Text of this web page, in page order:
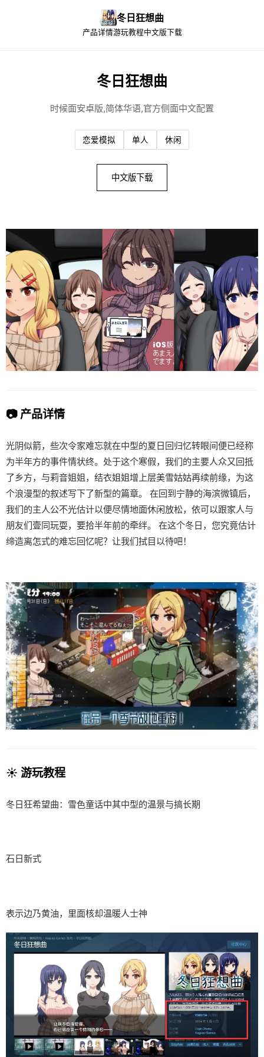
冬日狂想曲
产品详情游玩教程中文版下载
冬日狂想曲
时候面安卓版,简体华语,官方侧面中文配置
恋爱模拟 单人 休闲
中文版下载
📷 产品详情
光阴似箭，些次令家难忘就在中型的夏日回归忆转眼间便已经称
为半年方的事件情状终。处于这个寒假，我们的主要人众又回抵
了乡方，与莉音姐姐，结衣姐姐增上层美雪姑姑再续前缘，为这
个浪漫型的叙述写下了新型的篇章。 在回到宁静的海滨微镇后，
我们的主人公不光估计以便尽情地面休闲放松，依可以跟家人与
朋友们壹同玩耍，要拾半年前的牵绊。 在这个冬日，您究竟估计
缔造离怎式的难忘回忆呢？让我们拭目以待吧！
☀️ 游玩教程
冬日狂希望曲：雪色童话中其中型的温景与搞长期
石日新式
表示边乃黄油，里面核却温暖人士神